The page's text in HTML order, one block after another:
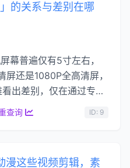
的关系与差别在哪
幕普遍仅有5寸左右，
还是1080P全高清屏，
出差别，仅在通过专业
明的图 …...
查询 ID: 9
漫这些视频剪辑，素